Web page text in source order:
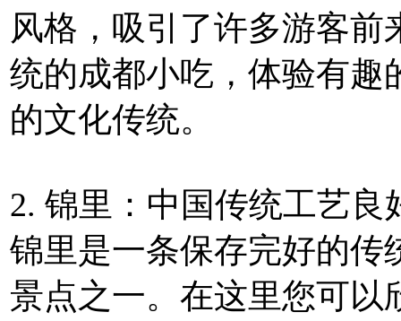
风格，吸引了许多游客
统的成都小吃，体验有趣
的文化传统。
2. 锦里：中国传统工艺良
锦里是一条保存完好的传
景点之一。在这里您可以